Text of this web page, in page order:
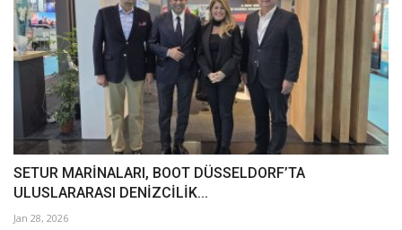
SETUR MARİNALARI, BOOT DÜSSELDORF’TA
ULUSLARARASI DENİZCİLİK...
Jan 28, 2026